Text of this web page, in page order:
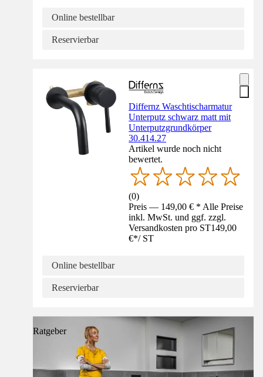
Online bestellbar
Reservierbar
Differnz Waschtischarmatur
Unterputz schwarz matt mit
Unterputzgrundkörper
30.414.27
Artikel wurde noch nicht
bewertet.
(0)
Preis — 149,00 € * Alle Preise
inkl. MwSt. und ggf. zzgl.
Versandkosten pro ST149,00
€*/ ST
Online bestellbar
Reservierbar
Ratgeber